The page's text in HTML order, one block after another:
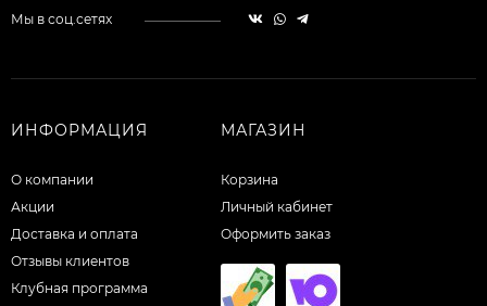
Мы в соц.сетях
ИНФОРМАЦИЯ
О компании
Акции
Доставка и оплата
Отзывы клиентов
Клубная программа
МАГАЗИН
Корзина
Личный кабинет
Оформить заказ